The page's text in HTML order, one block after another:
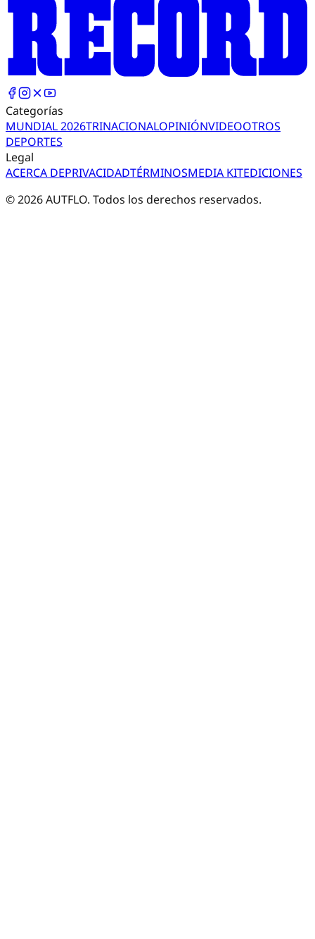
Categorías
MUNDIAL 2026TRINACIONALOPINIÓNVIDEOOTROS
DEPORTES
Legal
ACERCA DEPRIVACIDADTÉRMINOSMEDIA KITEDICIONES
©2026AUTFLO. Todos los derechos reservados.